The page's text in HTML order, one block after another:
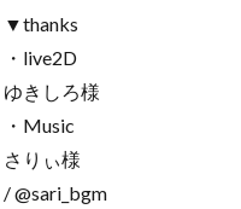
▼thanks
・live2D
ゆきしろ様
・Music
さりぃ様
/ @sari_bgm